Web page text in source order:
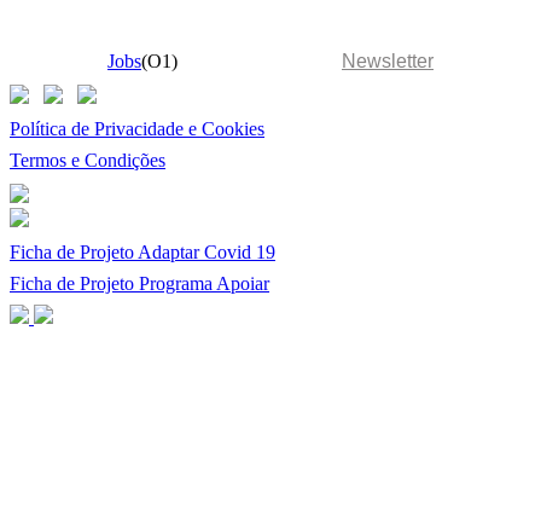
Jobs(O1) Newsletter
Política de Privacidade e Cookies
Termos e Condições
Ficha de Projeto Adaptar Covid 19
Ficha de Projeto Programa Apoiar